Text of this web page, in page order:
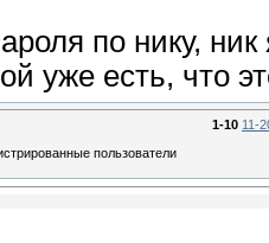
по нику,
уже есть, что
1-10 11-
пользователи